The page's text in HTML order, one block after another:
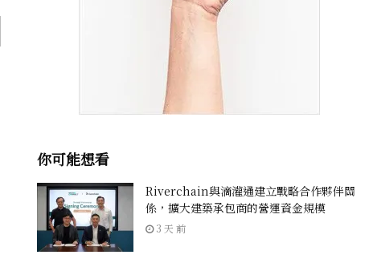
你可能想看
Riverchain與滴灌通建立戰略合作夥伴關
係，擴大建築承包商的營運資金規模
3 天 前